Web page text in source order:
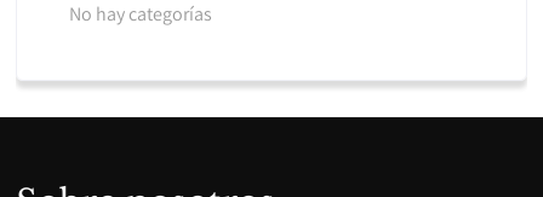
No hay categorías